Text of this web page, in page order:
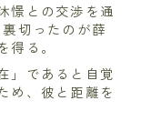
憬との交渉を通
切ったのが薛
る。
」であると自覚
め、彼と距離を